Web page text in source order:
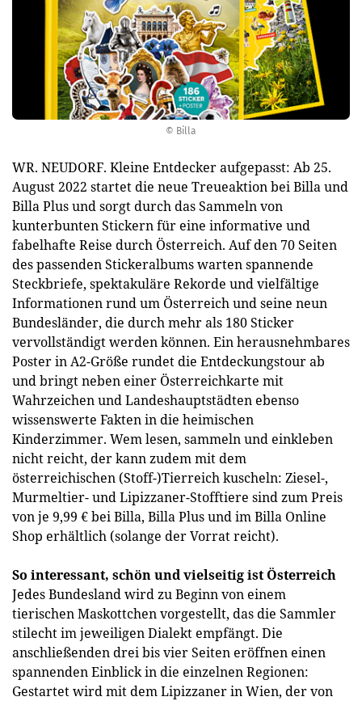
© Billa
WR. NEUDORF. Kleine Entdecker aufgepasst: Ab 25.
August 2022 startet die neue Treueaktion bei Billa und
Billa Plus und sorgt durch das Sammeln von
kunterbunten Stickern für eine informative und
fabelhafte Reise durch Österreich. Auf den 70 Seiten
des passenden Stickeralbums warten spannende
Steckbriefe, spektakuläre Rekorde und vielfältige
Informationen rund um Österreich und seine neun
Bundesländer, die durch mehr als 180 Sticker
vervollständigt werden können. Ein herausnehmbares
Poster in A2-Größe rundet die Entdeckungstour ab
und bringt neben einer Österreichkarte mit
Wahrzeichen und Landeshauptstädten ebenso
wissenswerte Fakten in die heimischen
Kinderzimmer. Wem lesen, sammeln und einkleben
nicht reicht, der kann zudem mit dem
österreichischen (Stoff-)Tierreich kuscheln: Ziesel-,
Murmeltier- und Lipizzaner-Stofftiere sind zum Preis
von je 9,99 € bei Billa, Billa Plus und im Billa Online
Shop erhältlich (solange der Vorrat reicht).
So interessant, schön und vielseitig ist Österreich
Jedes Bundesland wird zu Beginn von einem
tierischen Maskottchen vorgestellt, das die Sammler
stilecht im jeweiligen Dialekt empfängt. Die
anschließenden drei bis vier Seiten eröffnen einen
spannenden Einblick in die einzelnen Regionen:
Gestartet wird mit dem Lipizzaner in Wien, der von